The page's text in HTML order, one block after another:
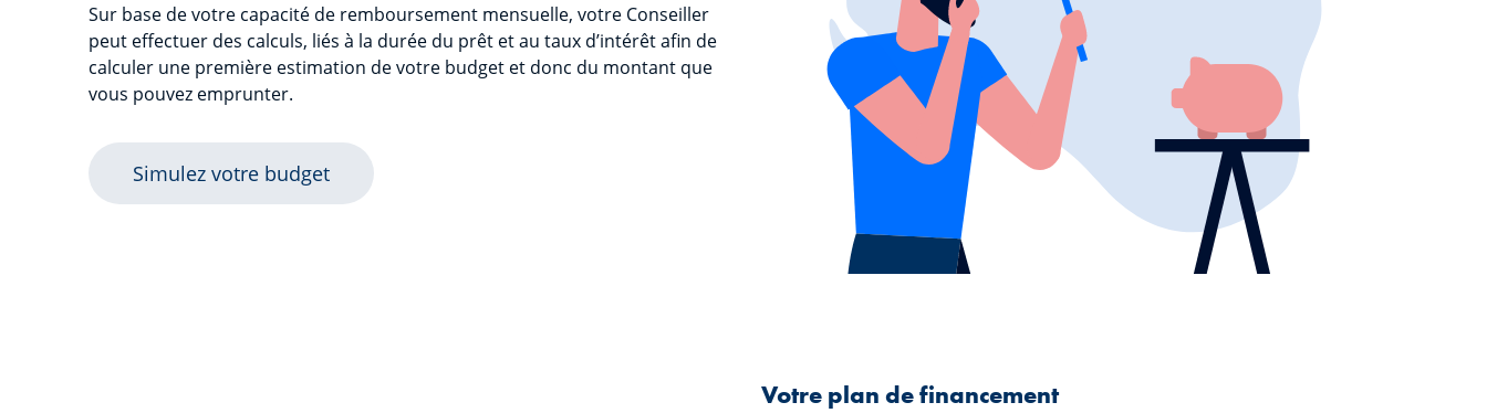
Sur base de votre capacité de remboursement mensuelle, votre Conseiller
peut effectuer des calculs, liés à la durée du prêt et au taux d’intérêt afin de
calculer une première estimation de votre budget et donc du montant que
vous pouvez emprunter.
Simulez votre budget
Votre plan de financement